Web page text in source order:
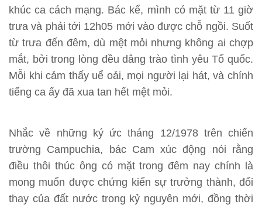
khúc ca cách mạng. Bác kể, mình có mặt từ 11 giờ
trưa và phải tới 12h05 mới vào được chỗ ngồi. Suốt
từ trưa đến đêm, dù mệt mỏi nhưng không ai chợp
mắt, bởi trong lòng đều dâng trào tình yêu Tổ quốc.
Mỗi khi cảm thấy uể oải, mọi người lại hát, và chính
tiếng ca ấy đã xua tan hết mệt mỏi.
Nhắc về những ký ức tháng 12/1978 trên chiến
trường Campuchia, bác Cam xúc động nói rằng
điều thôi thúc ông có mặt trong đêm nay chính là
mong muốn được chứng kiến sự trưởng thành, đổi
thay của đất nước trong kỷ nguyên mới, đồng thời